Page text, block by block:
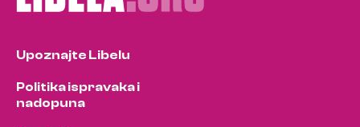
Upoznajte Libelu
Politika ispravaka i
nadopuna